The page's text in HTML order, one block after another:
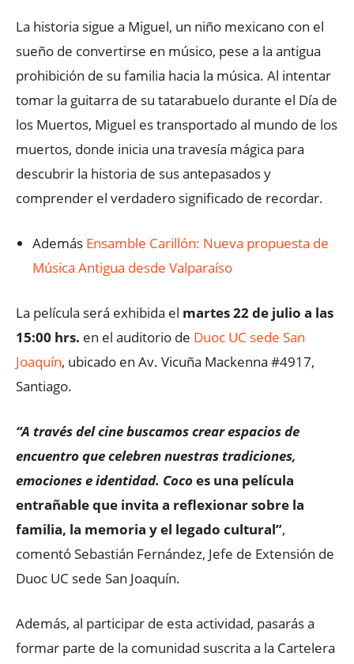
La historia sigue a Miguel, un niño mexicano con el
sueño de convertirse en músico, pese a la antigua
prohibición de su familia hacia la música. Al intentar
tomar la guitarra de su tatarabuelo durante el Día de
los Muertos, Miguel es transportado al mundo de los
muertos, donde inicia una travesía mágica para
descubrir la historia de sus antepasados y
comprender el verdadero significado de recordar.
Además Ensamble Carillón: Nueva propuesta de
Música Antigua desde Valparaíso
La película será exhibida el martes 22 de julio a las
15:00 hrs. en el auditorio de Duoc UC sede San
Joaquín, ubicado en Av. Vicuña Mackenna #4917,
Santiago.
“A través del cine buscamos crear espacios de
encuentro que celebren nuestras tradiciones,
emociones e identidad. Cocoes una película
entrañable que invita a reflexionar sobre la
familia, la memoria y el legado cultural”,
comentó Sebastián Fernández, Jefe de Extensión de
Duoc UC sede San Joaquín.
Además, al participar de esta actividad, pasarás a
formar parte de la comunidad suscrita a la Cartelera